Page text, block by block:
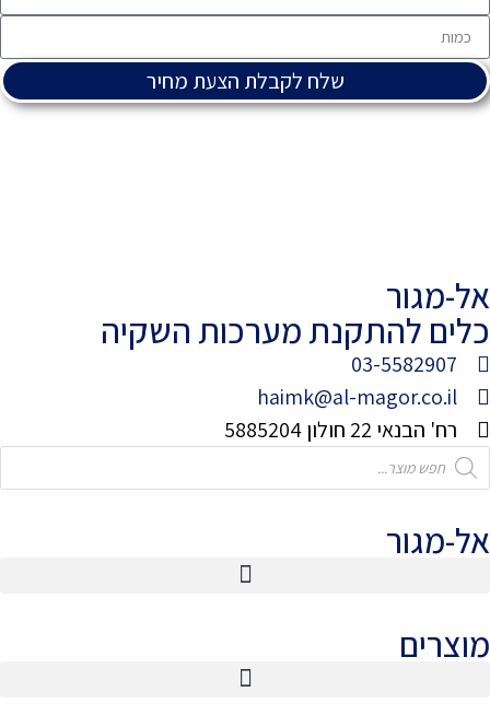
שלח לקבלת הצעת מחיר
אל-מגור
כלים להתקנת מערכות השקיה
03-5582907
haimk@al-magor.co.il
רח' הבנאי 22 חולון 5885204
אל-מגור
מוצרים